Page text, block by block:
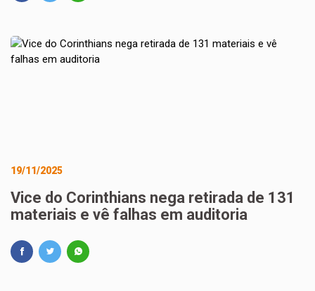
19/11/2025
Vice do Corinthians nega retirada de 131
materiais e vê falhas em auditoria